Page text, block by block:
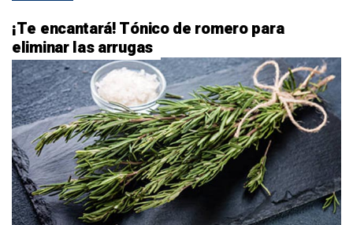
¡Te encantará! Tónico de romero para
eliminar las arrugas